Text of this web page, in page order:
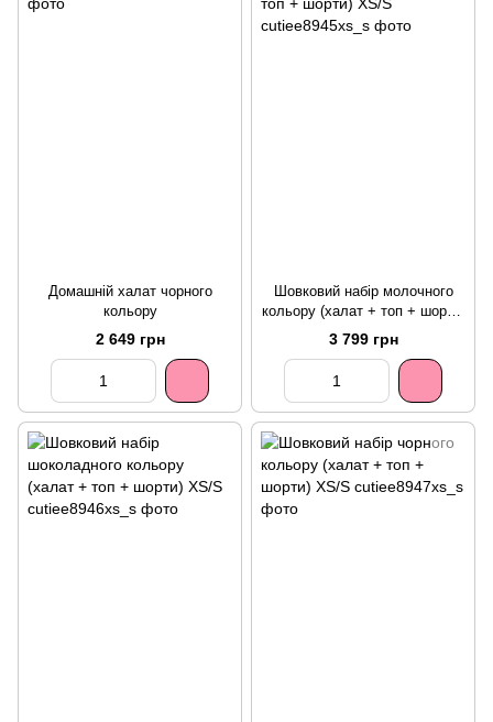
Домашній халат чорного
кольору
2 649 грн
Шовковий набір молочного
кольору (халат + топ + шорти)
XS/S
3 799 грн